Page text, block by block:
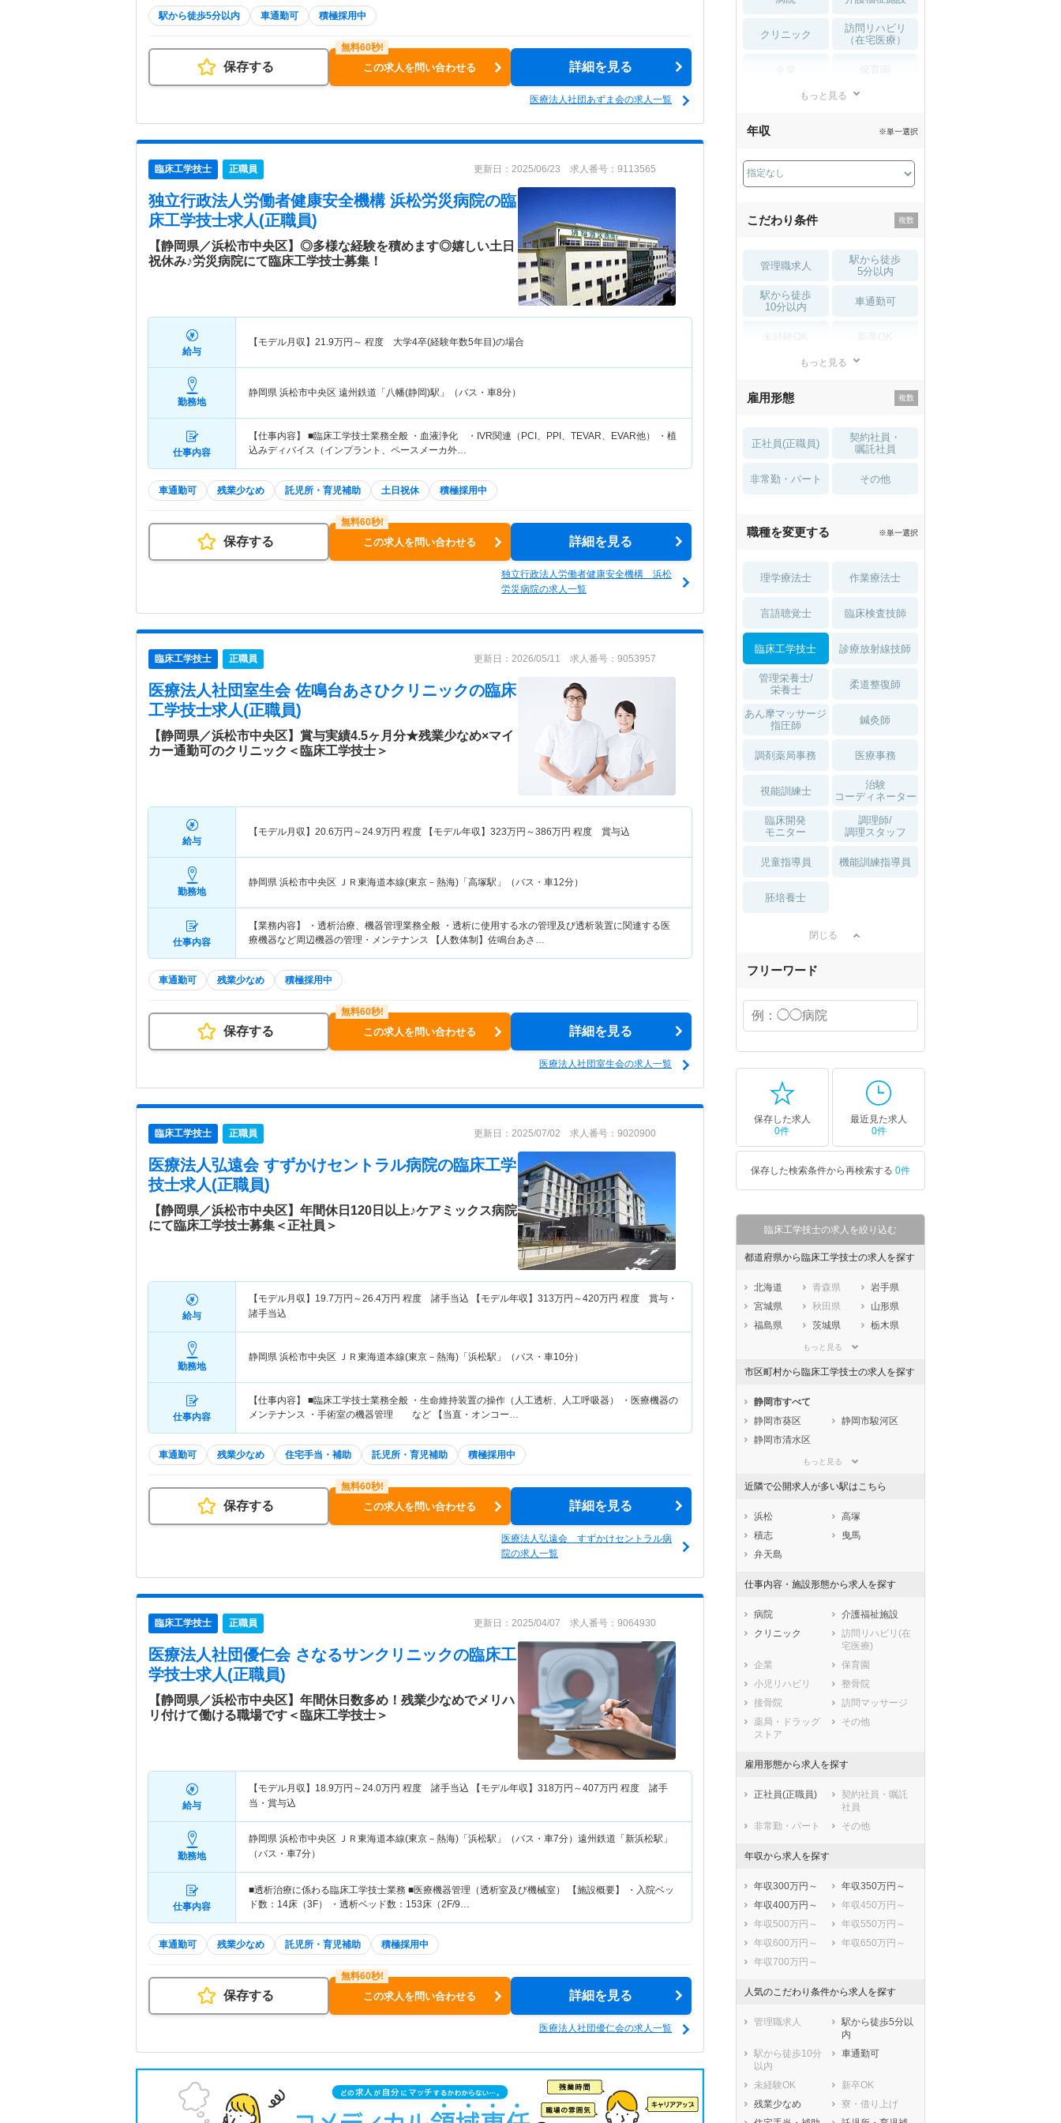
駅から徒歩5分以内 車通勤可 積極採用中
保存する この求人を問い合わせる 詳細を見る
医療法人社団あずま会の求人一覧
臨床工学技士 正職員 更新日：2025/06/23 求人番号：9113565
独立行政法人労働者健康安全機構 浜松労災病院の臨
床工学技士求人(正職員)
【静岡県／浜松市中央区】◎多様な経験を積めます◎嬉しい土日
祝休み♪労災病院にて臨床工学技士募集！
給与
【モデル月収】 21.9万円～ 程度 大学4卒(経験年数5年目)の場合
勤務地
静岡県 浜松市中央区 遠州鉄道「八幡(静岡)駅」（バス・車8分）
仕事内容
【仕事内容】 ■臨床工学技士業務全般 ・血液浄化 ・IVR関連（PCI、PPI、TEVAR、EVAR他） ・植
込みディバイス（インプラント、ペースメーカ外…
車通勤可 残業少なめ 託児所・育児補助 土日祝休 積極採用中
保存する この求人を問い合わせる 詳細を見る
独立行政法人労働者健康安全機構 浜松
労災病院の求人一覧
臨床工学技士 正職員 更新日：2026/05/11 求人番号：9053957
医療法人社団室生会 佐鳴台あさひクリニックの臨床
工学技士求人(正職員)
【静岡県／浜松市中央区】賞与実績4.5ヶ月分★残業少なめ×マイ
カー通勤可のクリニック＜臨床工学技士＞
給与
【モデル月収】 20.6万円～24.9万円 程度 【モデル年収】 323万円～386万円 程度 賞与込
勤務地
静岡県 浜松市中央区 ＪＲ東海道本線(東京－熱海)「高塚駅」（バス・車12分）
仕事内容
【業務内容】 ・透析治療、機器管理業務全般 ・透析に使用する水の管理及び透析装置に関連する医
療機器など周辺機器の管理・メンテナンス 【人数体制】佐鳴台あさ…
車通勤可 残業少なめ 積極採用中
保存する この求人を問い合わせる 詳細を見る
医療法人社団室生会の求人一覧
臨床工学技士 正職員 更新日：2025/07/02 求人番号：9020900
医療法人弘遠会 すずかけセントラル病院の臨床工学
技士求人(正職員)
【静岡県／浜松市中央区】年間休日120日以上♪ケアミックス病院
にて臨床工学技士募集＜正社員＞
給与
【モデル月収】 19.7万円～26.4万円 程度 諸手当込 【モデル年収】 313万円～420万円 程度 賞与・
諸手当込
勤務地
静岡県 浜松市中央区 ＪＲ東海道本線(東京－熱海)「浜松駅」（バス・車10分）
仕事内容
【仕事内容】 ■臨床工学技士業務全般 ・生命維持装置の操作（人工透析、人工呼吸器） ・医療機器の
メンテナンス ・手術室の機器管理 など 【当直・オンコー…
車通勤可 残業少なめ 住宅手当・補助 託児所・育児補助 積極採用中
保存する この求人を問い合わせる 詳細を見る
医療法人弘遠会 すずかけセントラル病
院の求人一覧
臨床工学技士 正職員 更新日：2025/04/07 求人番号：9064930
医療法人社団優仁会 さなるサンクリニックの臨床工
学技士求人(正職員)
【静岡県／浜松市中央区】年間休日数多め！残業少なめでメリハ
リ付けて働ける職場です＜臨床工学技士＞
給与
【モデル月収】 18.9万円～24.0万円 程度 諸手当込 【モデル年収】 318万円～407万円 程度 諸手
当・賞与込
勤務地
静岡県 浜松市中央区 ＪＲ東海道本線(東京－熱海)「浜松駅」（バス・車7分）遠州鉄道「新浜松駅」
（バス・車7分）
仕事内容
■透析治療に係わる臨床工学技士業務 ■医療機器管理（透析室及び機械室） 【施設概要】 ・入院ベッ
ド数：14床（3F） ・透析ベッド数：153床（2F/9…
車通勤可 残業少なめ 託児所・育児補助 積極採用中
保存する この求人を問い合わせる 詳細を見る
医療法人社団優仁会の求人一覧
クリニック
訪問リハビリ
（在宅医療）
薬局・
もっと見る
年収 ※単一選択
こだわり条件
管理職求人
駅から徒歩
5分以内
駅から徒歩
10分以内
車通勤可
住宅手当・補助
土日祝休 無資格 OK
積極採用中 WEB面接OK
もっと見る
雇用形態
正社員(正職員)
契約社員・
嘱託社員
非常勤・パート その他
職種を変更する ※単一選択
理学療法士 作業療法士
言語聴覚士 臨床検査技師
臨床工学技士 診療放射線技師
管理栄養士/
栄養士
柔道整復師
あん摩マッサージ
指圧師
鍼灸師
調剤薬局事務 医療事務
視能訓練士
治験
コーディネーター
臨床開発
モニター
調理師/
調理スタッフ
児童指導員 機能訓練指導員
胚培養士
閉じる
フリーワード
保存した求人
0件
最近見た求人
0件
保存した検索条件から再検索する 0件
臨床工学技士の求人を絞り込む
都道府県から臨床工学技士の求人を探す
北海道 青森県
岩手県
宮城県
秋田県
山形県
福島県
茨城県
栃木県
埼玉県
石川県
静岡県
愛知県
三重県
滋賀県
奈良県
香川県
愛媛県
福岡県
佐賀県
熊本県
もっと見る
市区町村から臨床工学技士の求人を探す
静岡市すべて
静岡市葵区
静岡市駿河区
静岡市清水区
浜松市すべて
市部
沼津市
熱海市
三島市
富士市
磐田市
焼津市
掛川市
藤枝市
御殿場市
下田市
裾野市
湖西市
伊豆市
御前崎市
菊川市
伊豆の国市
牧之原市
賀茂郡東伊豆町
賀茂郡松崎町
賀茂郡西伊豆町
駿東郡長泉町
駿東郡小山町
榛原郡吉田町
榛原郡川根本町
もっと見る
近隣で公開求人が多い駅はこちら
浜松
高塚
積志
曳馬
弁天島
仕事内容・施設形態から求人を探す
病院
介護福祉施設
クリニック
訪問リハビリ(在
宅医療)
企業
保育園
小児リハビリ
整骨院
接骨院
訪問マッサージ
薬局・ドラッグ
ストア
その他
雇用形態から求人を探す
正社員(正職員)
契約社員・嘱託
社員
非常勤・パート
その他
年収から求人を探す
年収300万円～
年収350万円～
年収400万円～
年収450万円～
年収500万円～
年収550万円～
年収600万円～
年収650万円～
年収700万円～
人気のこだわり条件から求人を探す
管理職求人
駅から徒歩5分以
内
駅から徒歩10分
以内
車通勤可
未経験OK
新卒OK
残業少なめ
寮・借り上げ